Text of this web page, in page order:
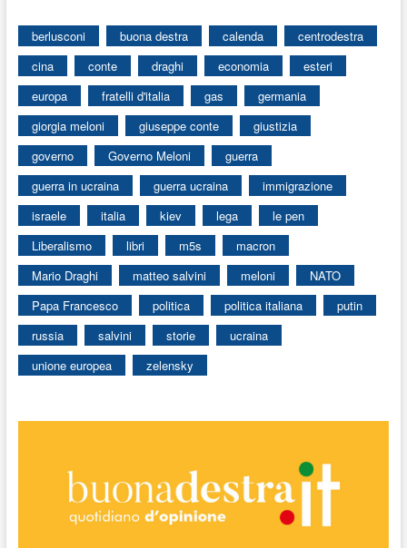
berlusconi buona destra calenda
centrodestra
cina
conte draghi economia
esteri
europa
fratelli d'italia gas
germania
giorgia meloni
giuseppe conte
giustizia
governo
Governo Meloni
guerra
guerra in ucraina
guerra ucraina
immigrazione
israele
italia kiev lega
le pen
Liberalismo
libri m5s
macron
Mario Draghi
matteo salvini meloni
NATO
Papa Francesco
politica politica italiana
putin
russia
salvini storie
ucraina
unione europea
zelensky